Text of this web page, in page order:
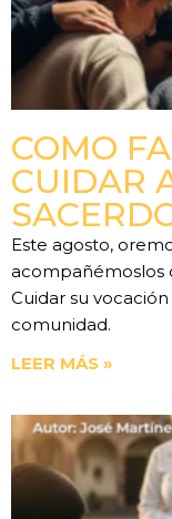
COMO
CUIDAR
Este agosto,
acompañémoslos
Cuidar su
comunidad.
LEER MÁS »